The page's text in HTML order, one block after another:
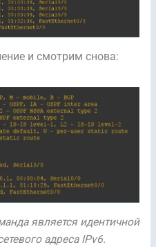
и смотрим снова:
является идентичной
адреса IPv6.